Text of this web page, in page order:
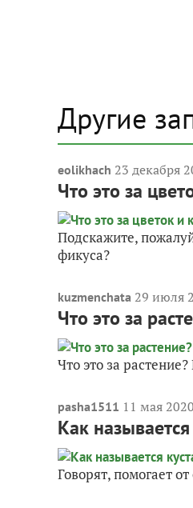
Другие
eolikhach 23 декабря
Что это за
Подскажите,
фикуса?
kuzmenchata 29 июля
Что это за
Что это за
pasha1511 11 мая
Как
Говорят, помогает